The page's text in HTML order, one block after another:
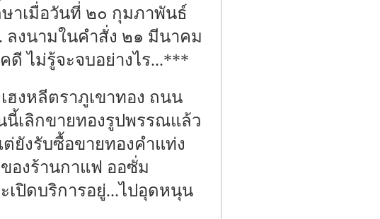
าเมื่อวันที่ ๒๐ กุมภาพันธ์
งนามในคำสั่ง ๒๑ มีนาคม
ไม่รู้จะจบอย่างไร...***
ฮงหลีตราภูเขาทอง ถนน
เลิกขายทองรูปพรรณแล้ว
ยังรับซื้อขายทองคำแท่ง
องร้านกาแฟ ออซั่ม
เปิดบริการอยู่...ไปอุดหนุน